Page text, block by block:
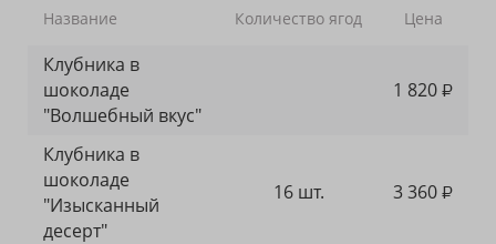
Название Количество ягод Цена
Клубника в
шоколаде
"Волшебный вкус"
1 820 ₽
Клубника в
шоколаде
"Изысканный
десерт"
16 шт. 3 360 ₽